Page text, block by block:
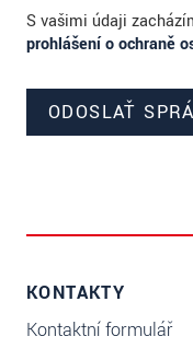
S vašimi údaji
prohlášení o ochraně
ODOSLAŤ
KONTAKTY
Kontaktní formulář